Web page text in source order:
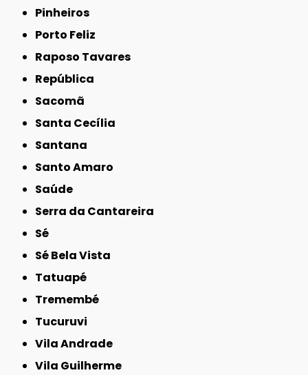
Pinheiros
Porto Feliz
Raposo Tavares
República
Sacomã
Santa Cecília
Santana
Santo Amaro
Saúde
Serra da Cantareira
Sé
Sé Bela Vista
Tatuapé
Tremembé
Tucuruvi
Vila Andrade
Vila Guilherme